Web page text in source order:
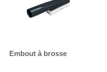
Embout à brosse